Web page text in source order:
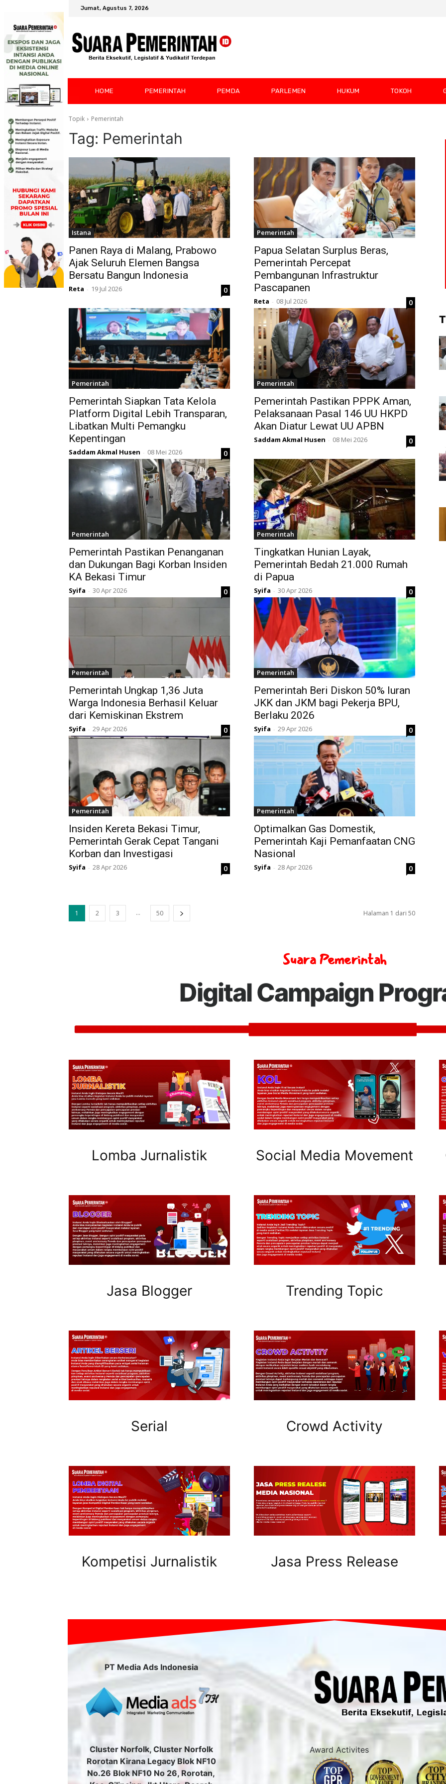
Jumat, Agustus 7, 2026
HOME PEMERINTAH PEMDA PARLEMEN HUKUM TOKOH
Topik Pemerintah
Tag: Pemerintah
Istana
Panen Raya di Malang, Prabowo
Ajak Seluruh Elemen Bangsa
Bersatu Bangun Indonesia
Reta - 19 Jul 2026 0
Pemerintah
Papua Selatan Surplus Beras,
Pemerintah Percepat
Pembangunan Infrastruktur
Pascapanen
Reta - 08 Jul 2026 0
Pemerintah
Pemerintah Siapkan Tata Kelola
Platform Digital Lebih Transparan,
Libatkan Multi Pemangku
Kepentingan
Saddam Akmal Husen - 08 Mei 2026 0
Pemerintah
Pemerintah Pastikan PPPK Aman,
Pelaksanaan Pasal 146 UU HKPD
Akan Diatur Lewat UU APBN
Saddam Akmal Husen - 08 Mei 2026 0
Pemerintah
Pemerintah Pastikan Penanganan
dan Dukungan Bagi Korban Insiden
KA Bekasi Timur
Syifa - 30 Apr 2026 0
Pemerintah
Tingkatkan Hunian Layak,
Pemerintah Bedah 21.000 Rumah
di Papua
Syifa - 30 Apr 2026 0
Pemerintah
Pemerintah Ungkap 1,36 Juta
Warga Indonesia Berhasil Keluar
dari Kemiskinan Ekstrem
Syifa - 29 Apr 2026 0
Pemerintah
Pemerintah Beri Diskon 50% Iuran
JKK dan JKM bagi Pekerja BPU,
Berlaku 2026
Syifa - 29 Apr 2026 0
Pemerintah
Insiden Kereta Bekasi Timur,
Pemerintah Gerak Cepat Tangani
Korban dan Investigasi
Syifa - 28 Apr 2026 0
Pemerintah
Optimalkan Gas Domestik,
Pemerintah Kaji Pemanfaatan CNG
Nasional
Syifa - 28 Apr 2026 0
1 2 3 ... 50 Halaman 1 dari 50
Suara Pemerintah
Digital Campaign
Lomba Jurnalistik
Jasa Blogger
Serial
Kompetisi Jurnalistik
Social Media Movement
Trending Topic
Crowd Activity
Jasa Press Release
PT Media Ads Indonesia
Cluster Norfolk, Cluster Norfolk
Rorotan Kirana Legacy Blok NF10
No.26 Blok NF10 No 26, Rorotan,
Award Activites